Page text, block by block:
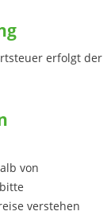
erfolgt der
von
verstehen